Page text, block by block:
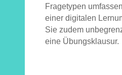
Fragetypen
einer digitalen
Sie zudem
eine Übungsklausur.